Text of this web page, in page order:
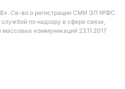
Св-во о регистрации СМИ ЭЛ №ФС
по надзору в сфере связи,
коммуникаций 23.11.2017